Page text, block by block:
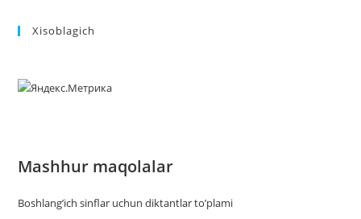
Xisoblagich
Mashhur maqolalar
Boshlang’ich sinflar uchun diktantlar to’plami